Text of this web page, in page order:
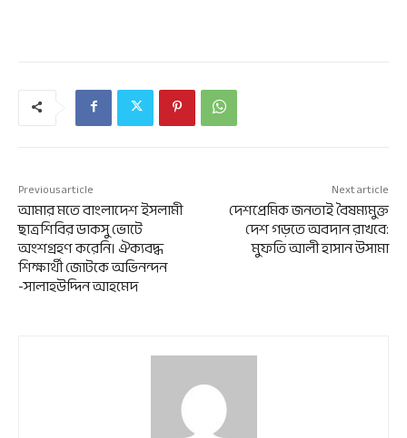
Previous article
আমার মতে বাংলাদেশ ইসলামী
ছাত্রশিবির ডাকসু ভোটে
অংশগ্রহণ করেনি। ঐক্যবদ্ধ
শিক্ষার্থী জোটকে অভিনন্দন
-সালাহউদ্দিন আহমেদ
Next article
দেশপ্রেমিক জনতাই বৈষম্যমুক্ত
দেশ গড়তে অবদান রাখবে:
মুফতি আলী হাসান উসামা